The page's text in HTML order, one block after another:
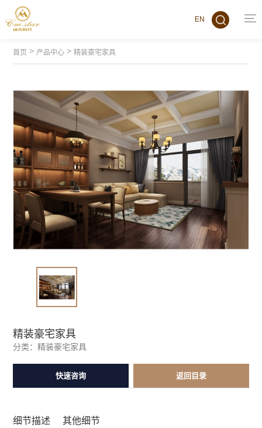
EN
首页 > 产品中心 >精装豪宅家具
精装豪宅家具
分类：精装豪宅家具
快速咨询 返回目录
细节描述 其他细节